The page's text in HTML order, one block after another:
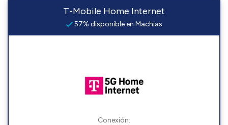
T-Mobile Home Internet
57% disponible en Machias
Conexión: